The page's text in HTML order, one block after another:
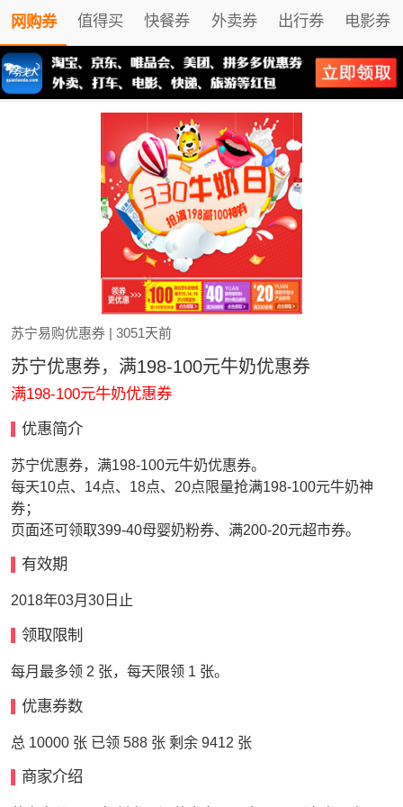
网购券 值得买 快餐券 外卖券 出行券 电影券
苏宁易购优惠券 | 3051天前
苏宁优惠券，满198-100元牛奶优惠券
满198-100元牛奶优惠券
优惠简介
苏宁优惠券，满198-100元牛奶优惠券。
每天10点、14点、18点、20点限量抢满198-100元牛奶神
券；
页面还可领取399-40母婴奶粉券、满200-20元超市券。
有效期
2018年03月30日止
领取限制
每月最多领 2 张，每天限领 1 张。
优惠券数
总 10000 张 已领 588 张 剩余 9412 张
商家介绍